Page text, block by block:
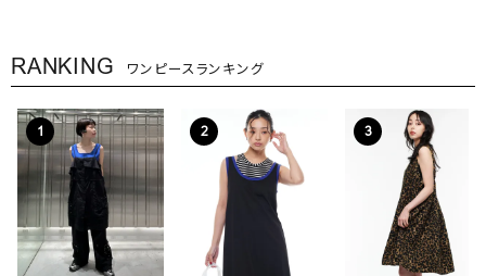
RANKING ワンピースランキング